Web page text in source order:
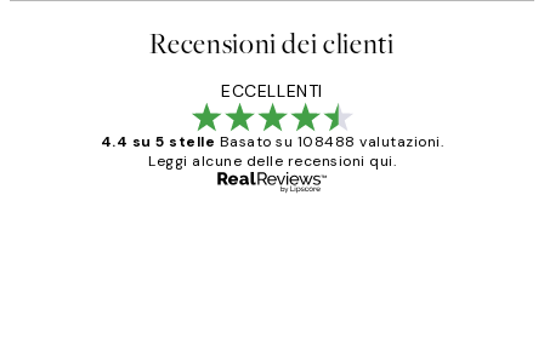
Recensioni dei clienti
ECCELLENTI
4.4 su 5 stelle Basato su 108488 valutazioni.
Leggi alcune delle recensioni qui.